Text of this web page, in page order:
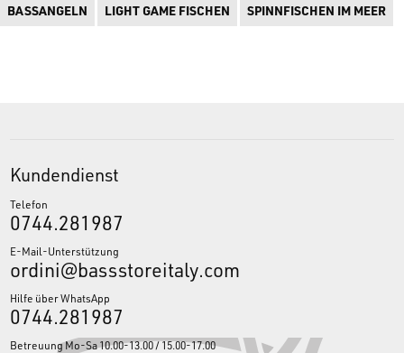
BASSANGELN LIGHT GAME FISCHEN SPINNFISCHEN IM MEER
Kundendienst
Telefon
0744.281987
E-Mail-Unterstützung
ordini@bassstoreitaly.com
Hilfe über WhatsApp
0744.281987
Betreuung Mo-Sa 10.00-13.00 / 15.00-17.00